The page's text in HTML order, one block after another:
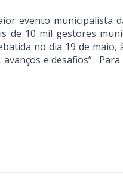
evento municipalista
de 10 mil gestores
no dia 19 de maio,
e desafios”.